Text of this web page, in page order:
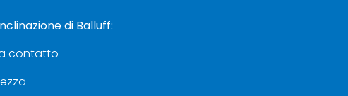
di Balluff:
contatto